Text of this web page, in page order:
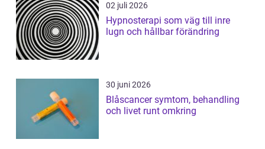
02 juli 2026
Hypnosterapi som väg till inre
lugn och hållbar förändring
30 juni 2026
Blåscancer symtom, behandling
och livet runt omkring